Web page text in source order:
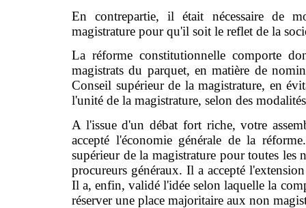
En contrepartie, il était nécessaire de
magistrature pour qu'il soit le reflet de la
La réforme constitutionnelle comporte
magistrats du parquet, en matière de
Conseil supérieur de la magistrature, en
l'unité de la magistrature, selon des
A l'issue d'un débat fort riche, votre
accepté l'économie générale de la
supérieur de la magistrature pour toutes les
procureurs généraux. Il a accepté
Il a, enfin, validé l'idée selon laquelle la
réserver une place majoritaire aux non